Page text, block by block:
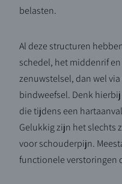
belasten.
Al deze structuren
schedel, het middenrif
zenuwstelsel, dan wel
bindweefsel. Denk
die tijdens een
Gelukkig zijn het slechts
voor schouderpijn.
functionele verstoringen